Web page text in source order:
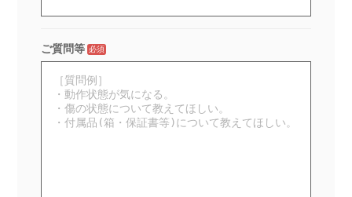
ご質問等 必須